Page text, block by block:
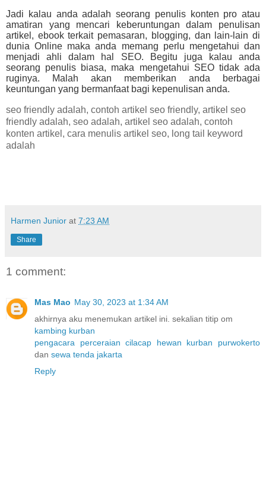
Jadi kalau anda adalah seorang penulis konten pro atau
amatiran yang mencari keberuntungan dalam penulisan
artikel, ebook terkait pemasaran, blogging, dan lain-lain di
dunia Online maka anda memang perlu mengetahui dan
menjadi ahli dalam hal SEO. Begitu juga kalau anda
seorang penulis biasa, maka mengetahui SEO tidak ada
ruginya. Malah akan memberikan anda berbagai
keuntungan yang bermanfaat bagi kepenulisan anda.
seo friendly adalah, contoh artikel seo friendly, artikel seo
friendly adalah, seo adalah, artikel seo adalah, contoh
konten artikel, cara menulis artikel seo, long tail keyword
adalah
Harmen Junior at 7:23 AM
Share
1 comment:
Mas Mao May 30, 2023 at 1:34 AM
akhirnya aku menemukan artikel ini. sekalian titip om
kambing kurban
pengacara perceraian cilacap
hewan kurban purwokerto
dan sewa tenda jakarta
Reply